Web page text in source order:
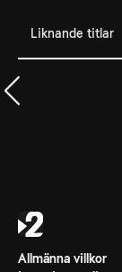
Liknande titlar
Allmänna villkor